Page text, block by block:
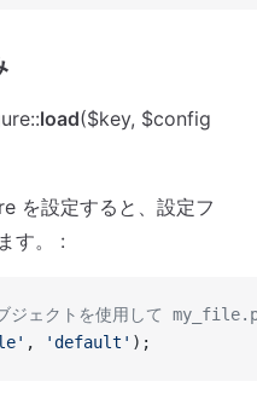
load($key, $config
を設定すると、設定フ
す。 :
ェクトを使用して
, 'default' );